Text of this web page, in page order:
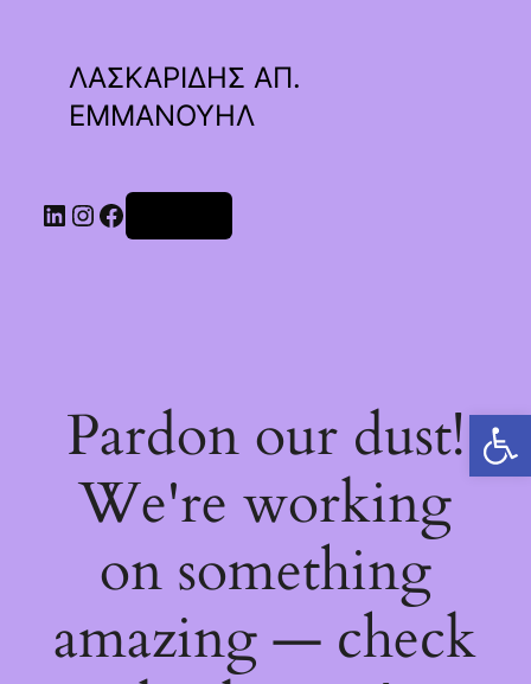
Ανοίξτε τη γραμμή εργαλείων
ΛΑΣΚΑΡΙΔΗΣ ΑΠ.
ΕΜΜΑΝΟΥΗΛ
Linkedin
Instagram
Facebook
Pardon our dust!
We're working
on something
amazing — check